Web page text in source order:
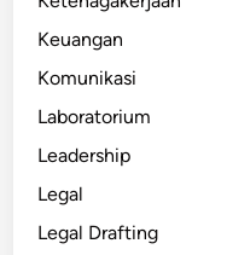
Keuangan
Komunikasi
Laboratorium
Leadership
Legal
Legal Drafting